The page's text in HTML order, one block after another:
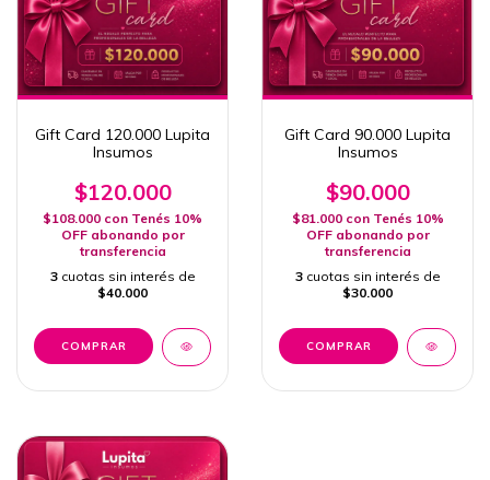
Gift Card 120.000 Lupita
Insumos
$120.000
$108.000 con Tenés 10%
OFF abonando por
transferencia
3 cuotas sin interés de
$40.000
Gift Card 90.000 Lupita
Insumos
$90.000
$81.000 con Tenés 10%
OFF abonando por
transferencia
3 cuotas sin interés de
$30.000